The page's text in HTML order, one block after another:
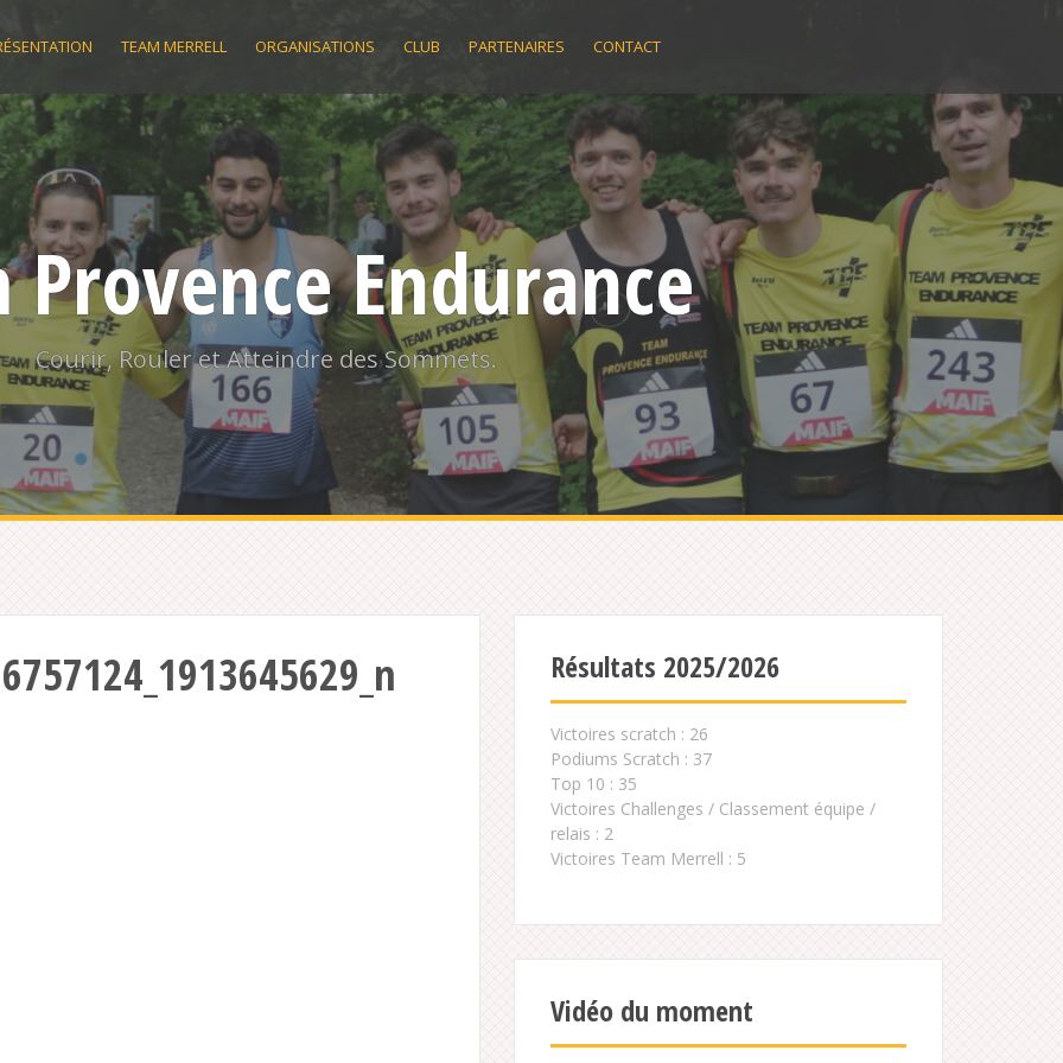
TEAM MERRELL ORGANISATIONS CLUB PARTENAIRES CONTACT
Provence Endurance
Courir, Rouler et Atteindre des Sommets.
Résultats 2025/2026
Victoires scratch : 26
Podiums Scratch : 37
Top 10 : 35
Victoires Challenges / Classement équipe /
relais : 2
Victoires Team Merrell : 5
Vidéo du moment